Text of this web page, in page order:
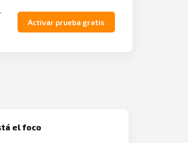
Activar prueba gratis
el foco